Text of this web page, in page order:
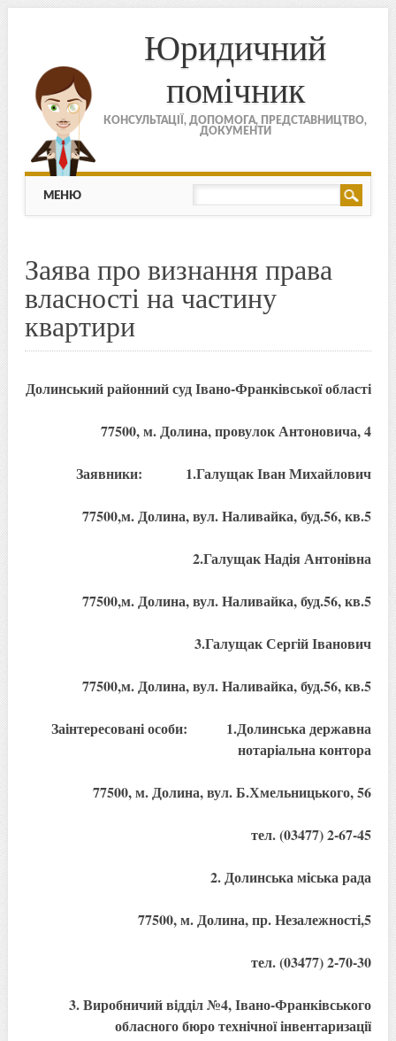
Юридичний
помічник
КОНСУЛЬТАЦІЇ, ДОПОМОГА, ПРЕДСТАВНИЦТВО,
ДОКУМЕНТИ
МЕНЮ
Skip to content
МЕНЮ
Заява про визнання права
власності на частину
квартири
Долинський районний суд Івано-Франківської області
77500, м. Долина, провулок Антоновича, 4
Заявники: 1.Галущак Іван Михайлович
77500,м. Долина, вул. Наливайка, буд.56, кв.5
2.Галущак Надія Антонівна
77500,м. Долина, вул. Наливайка, буд.56, кв.5
3.Галущак Сергій Іванович
77500,м. Долина, вул. Наливайка, буд.56, кв.5
Заінтересовані особи: 1.Долинська державна
нотаріальна контора
77500, м. Долина, вул. Б.Хмельницького, 56
тел. (03477) 2-67-45
2. Долинська міська рада
77500, м. Долина, пр. Незалежності,5
тел. (03477) 2-70-30
3. Виробничий відділ №4, Івано-Франківського
обласного бюро технічної інвентаризації